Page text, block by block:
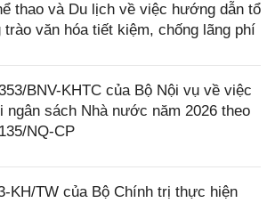
thao và Du lịch về việc hướng dẫn tổ
trào văn hóa tiết kiệm, chống lãng phí
BNV-KHTC của Bộ Nội vụ về việc
ngân sách Nhà nước năm 2026 theo
NQ-CP
KH/TW của Bộ Chính trị thực hiện